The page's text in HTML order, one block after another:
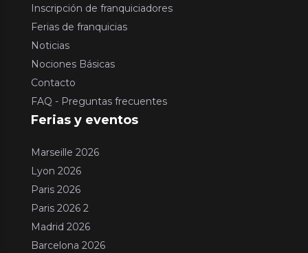
Inscripción de franquiciadores
Ferias de franquicias
Noticias
Nociones Básicas
Contacto
FAQ - Preguntas frecuentes
Ferias y eventos
Marseille 2026
Lyon 2026
Paris 2026
Paris 2026 2
Madrid 2026
Barcelona 2026